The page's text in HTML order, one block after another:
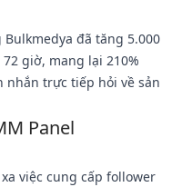
đã tăng 5.000
giờ, mang lại 210%
nhắn trực tiếp hỏi về sản
Panel
việc cung cấp follower